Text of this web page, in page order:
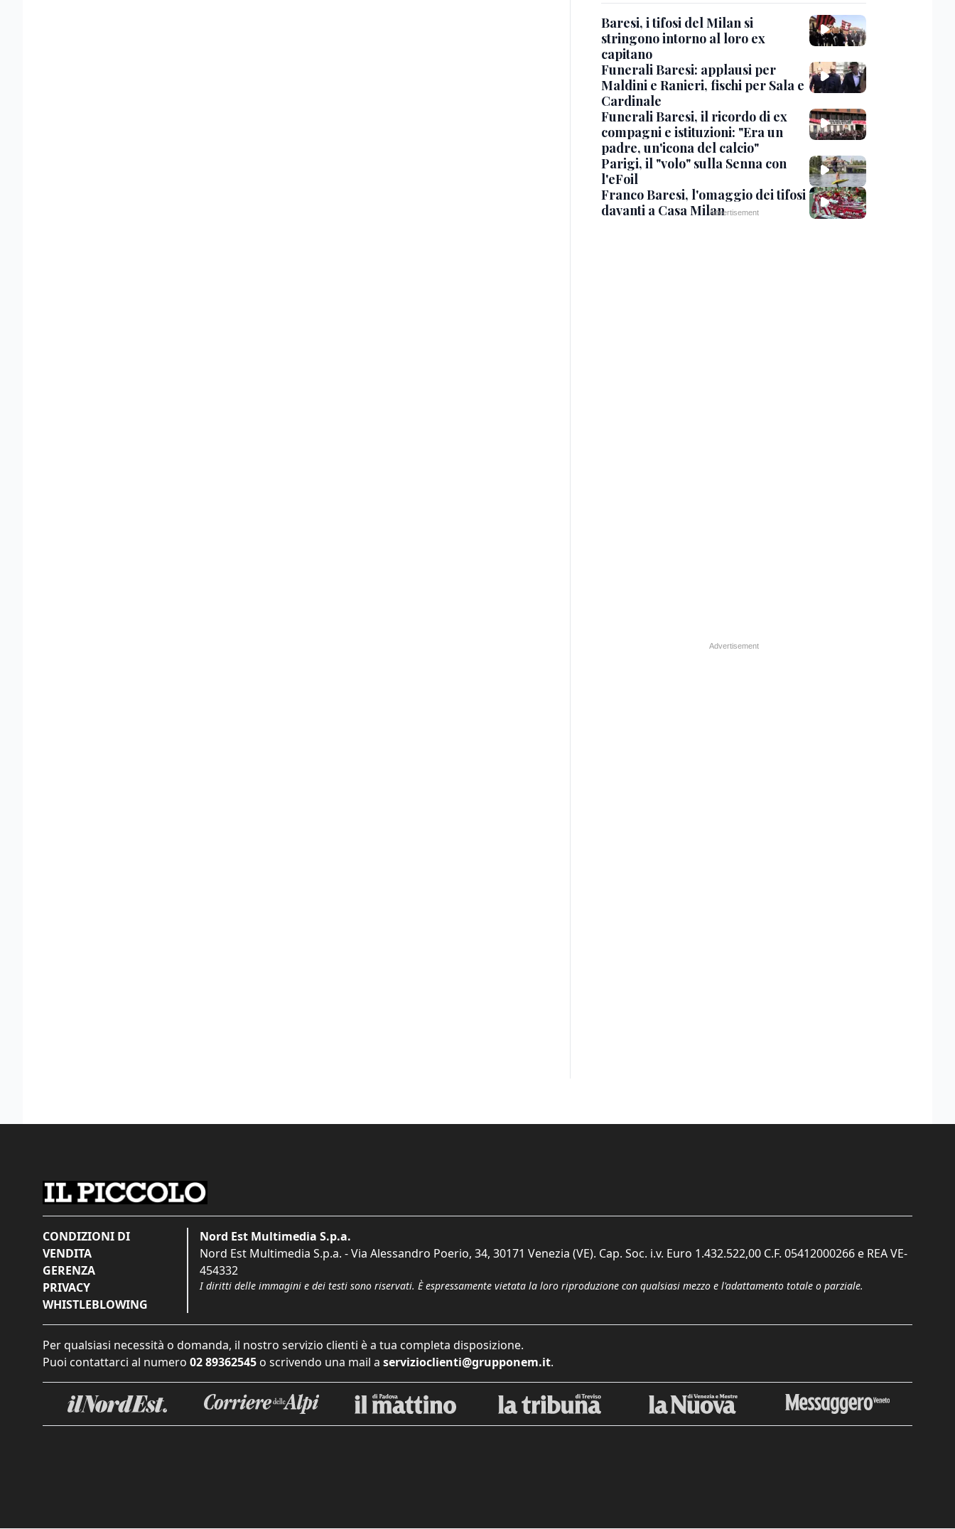
Baresi, i tifosi del Milan si
stringono intorno al loro ex
capitano
Funerali Baresi: applausi per
Maldini e Ranieri, fischi per Sala e
Cardinale
Funerali Baresi, il ricordo di ex
compagni e istituzioni: "Era un
padre, un'icona del calcio"
Parigi, il "volo" sulla Senna con
l'eFoil
Franco Baresi, l'omaggio dei tifosi
davanti a Casa Milan
CONDIZIONI DI
VENDITA
GERENZA
PRIVACY
WHISTLEBLOWING
Nord Est Multimedia S.p.a.
Nord Est Multimedia S.p.a. - Via Alessandro Poerio, 34, 30171 Venezia (VE). Cap. Soc. i.v. Euro 1.432.522,00 C.F. 05412000266 e REA VE-
454332
I diritti delle immagini e dei testi sono riservati. È espressamente vietata la loro riproduzione con qualsiasi mezzo e l'adattamento totale o parziale.
Per qualsiasi necessità o domanda, il nostro servizio clienti è a tua completa disposizione.
Puoi contattarci al numero 02 89362545 o scrivendo una mail a servizioclienti@grupponem.it.